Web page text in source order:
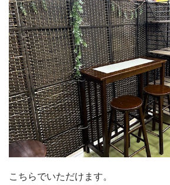
こちらでいただけます。